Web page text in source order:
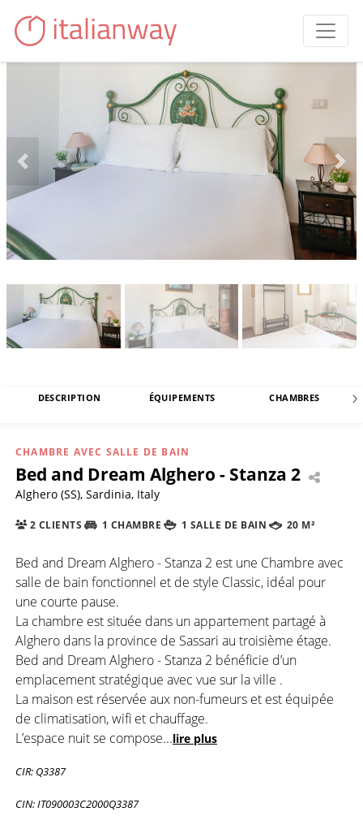
DESCRIPTION ÉQUIPEMENTS CHAMBRES
CHAMBRE AVEC SALLE DE BAIN
Bed and Dream Alghero - Stanza 2
Alghero (SS), Sardinia, Italy
2 CLIENTS 1 CHAMBRE 1 SALLE DE BAIN 20 M²
Bed and Dream Alghero - Stanza 2 est une Chambre avec
salle de bain fonctionnel et de style Classic, idéal pour
une courte pause.
La chambre est située dans un appartement partagé à
Alghero dans la province de Sassari au troisième étage.
Bed and Dream Alghero - Stanza 2 bénéficie d’un
emplacement stratégique avec vue sur la ville .
La maison est réservée aux non-fumeurs et est équipée
de climatisation, wifi et chauffage.
L’espace nuit se compose...lire plus
CIR: Q3387
CIN: IT090003C2000Q3387